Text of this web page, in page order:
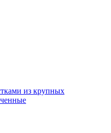
из крупных